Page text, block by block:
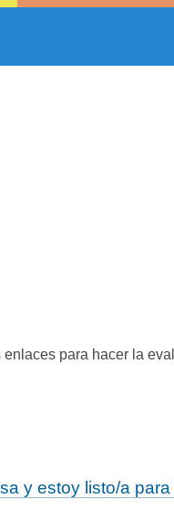
para hacer la
y estoy listo/a